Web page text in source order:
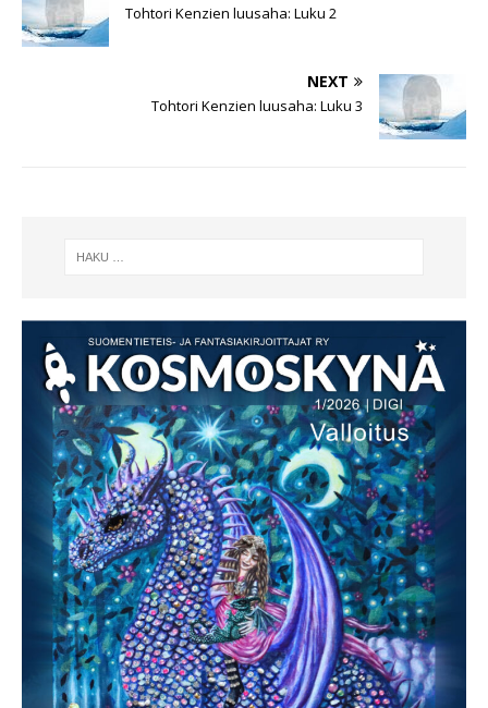
Tohtori Kenzien luusaha: Luku 2
NEXT
Tohtori Kenzien luusaha: Luku 3